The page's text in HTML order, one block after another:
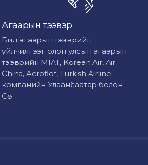
Агаарын тээвэр
Бид агаарын тээврийн
үйлчилгээг олон улсын агаарын
тээврийн MIAT, Korean Air, Air
China, Aeroflot, Turkish Airline
компанийн Улаанбаатар болон
Сө...